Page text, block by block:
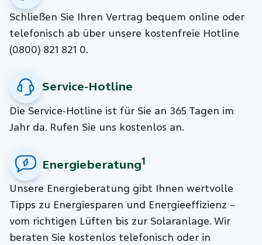
Schließen Sie Ihren Vertrag bequem online oder
telefonisch ab über unsere kostenfreie Hotline
(0800) 821 821 0.
Service-Hotline
Die Service-Hotline ist für Sie an 365 Tagen im
Jahr da. Rufen Sie uns kostenlos an.
Energieberatung1
Unsere Energieberatung gibt Ihnen wertvolle
Tipps zu Energiesparen und Energieeffizienz –
vom richtigen Lüften bis zur Solaranlage. Wir
beraten Sie kostenlos telefonisch oder in